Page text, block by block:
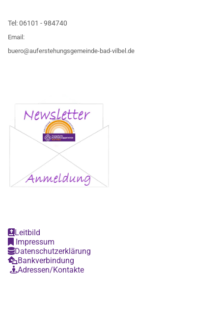
Tel:06101 - 984740
Email:
buero@auferstehungsgemeinde-bad-vilbel.de
Leitbild
Impressum
Datenschutzerklärung
Bankverbindung
Adressen/Kontakte